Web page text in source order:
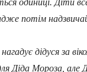
одиниці. Діти
потім
дідуся за
Діда Мороза, але